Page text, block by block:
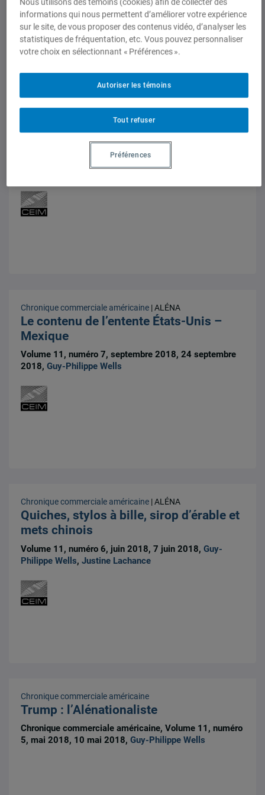
ALÉNA-AEUMC Non, je n’ai rien oublié
Volume 11, numéro 8, octobre 2018 , 5 octobre 2018,
Guy-Philippe Wells
Chronique commerciale américaine | ALÉNA
Le contenu de l’entente États-Unis –
Mexique
Volume 11, numéro 7, septembre 2018, 24 septembre
2018,Guy-Philippe Wells
Chronique commerciale américaine | ALÉNA
Quiches, stylos à bille, sirop d’érable et
mets chinois
Volume 11, numéro 6, juin 2018, 7 juin 2018,Guy-
Philippe Wells,Justine Lachance
Chronique commerciale américaine
Trump : l’Alénationaliste
Chronique commerciale américaine, Volume 11, numéro
5, mai 2018, 10 mai 2018,Guy-Philippe Wells
Nous utilisons des témoins (cookies) afin de collecter des
informations qui nous permettent d’améliorer votre expérience
sur le site, de vous proposer des contenus vidéo, d’analyser les
statistiques de fréquentation, etc. Vous pouvez personnaliser
votre choix en sélectionnant « Préférences ».
Tout refuser
Autoriser les témoins
Préférences